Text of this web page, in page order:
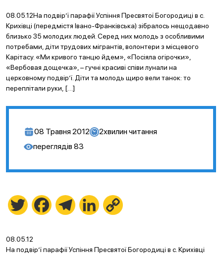
08.05.12На подвір’ї парафії Успіння Пресвятої Богородиці в с.
Крихівці (передмістя Івано-Франківська) зібралось нещодавно
близько 35 молодих людей. Серед них молодь з особливими
потребами, діти трудових мігрантів, волонтери з місцевого
Карітасу. «Ми кривого танцю йдем», «Посіяла огірочки»,
«Вербовая дощечка», – гучні красиві співи лунали на
церковному подвір’ї. Діти та молодь щиро вели танок: то
переплітали руки, […]
08 Травня 2012 2хвилин читання
переглядів 83
Twitter FacebookTelegramLinkedIn
08.05.12
На подвір’ї парафії Успіння Пресвятої Богородиці в с. Крихівці